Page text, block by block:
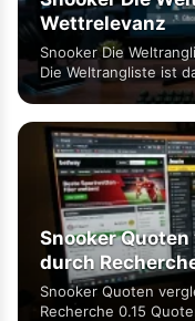
Wettrelevanz
Snooker Die
Die Weltrangliste ist
Snooker
durch
Snooker Quoten
Recherche 0.15